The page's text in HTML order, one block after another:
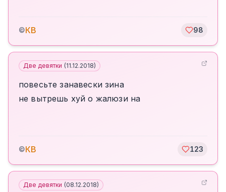
©КВ 98
Две девятки (11.12.2018)
повесьте занавески зина
не вытрешь хуй о жалюзи на
©КВ 123
Две девятки (08.12.2018)